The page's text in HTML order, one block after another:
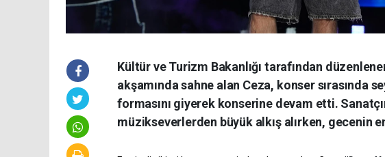
Kültür ve Turizm Bakanlığı tarafından
akşamında sahne alan Ceza, konser sırasında
formasını giyerek konserine devam etti.
müzikseverlerden büyük alkış alırken, gecenin